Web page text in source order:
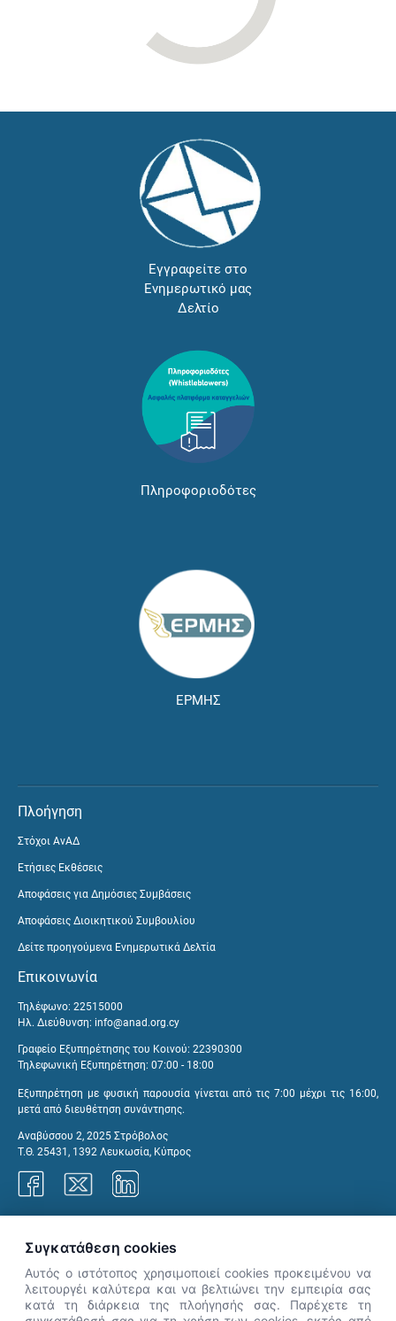
Εγγραφείτε στο
Ενημερωτικό μας
Δελτίο
Πληροφοριοδότες
ΕΡΜΗΣ
Πλοήγηση
Στόχοι ΑνΑΔ
Ετήσιες Εκθέσεις
Αποφάσεις για Δημόσιες Συμβάσεις
Αποφάσεις Διοικητικού Συμβουλίου
Δείτε προηγούμενα Ενημερωτικά Δελτία
Επικοινωνία
Τηλέφωνο: 22515000
Ηλ. Διεύθυνση: info@anad.org.cy
Γραφείο Εξυπηρέτησης του Κοινού: 22390300
Τηλεφωνική Εξυπηρέτηση: 07:00 - 18:00
Εξυπηρέτηση με φυσική παρουσία γίνεται από τις 7:00 μέχρι τις 16:00,
μετά από διευθέτηση συνάντησης.
Αναβύσσου 2, 2025 Στρόβολος
Τ.Θ. 25431, 1392 Λευκωσία, Κύπρος
Συγκατάθεση cookies
Αυτός ο ιστότοπος χρησιμοποιεί cookies προκειμένου να
λειτουργέι καλύτερα και να βελτιώνει την εμπειρία σας
κατά τη διάρκεια της πλοήγησής σας. Παρέχετε τη